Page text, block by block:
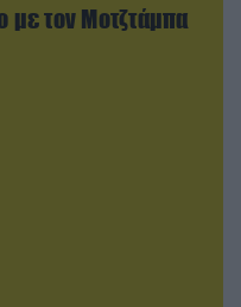
με τον Μοτζτάμπα